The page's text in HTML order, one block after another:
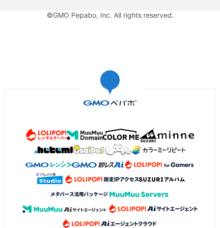
©GMO Pepabo, Inc. All rights reserved.